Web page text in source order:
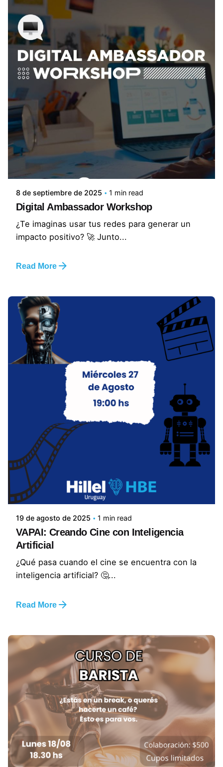
8 de septiembre de 2025 1 min read
Digital Ambassador Workshop
¿Te imaginas usar tus redes para generar un
impacto positivo? 🚀 Junto...
Read More
19 de agosto de 2025 1 min read
VAPAI: Creando Cine con Inteligencia
Artificial
¿Qué pasa cuando el cine se encuentra con la
inteligencia artificial? 🤔...
Read More